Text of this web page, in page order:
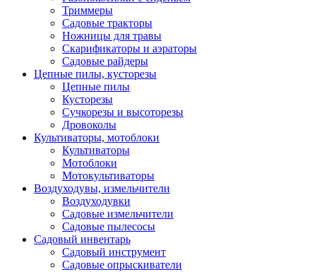
Триммеры
Садовые тракторы
Ножницы для травы
Скарификаторы и аэраторы
Садовые райдеры
Цепные пилы, кусторезы
Цепные пилы
Кусторезы
Сучкорезы и высоторезы
Дровоколы
Культиваторы, мотоблоки
Культиваторы
Мотоблоки
Мотокультиваторы
Воздуходувы, измельчители
Воздуходувки
Садовые измельчители
Садовые пылесосы
Садовый инвентарь
Садовый инструмент
Садовые опрыскиватели